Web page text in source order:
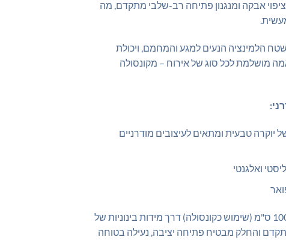
אבקה ומנגנון פתיחה רב-שלבי מתקדם, מה
משטח הלמינציה הנעים למגע והמחמם, ויכולת
התאמה מושלמת לכל סוג של אירוח – מקונסולה
יוקרה טבעית ומתאים לעיצובים מודרניים
ואלגנטי
המנגנון הפתיחה הרב-שלבי המתקדם מאפשר הגדלה מדורגת וחלקה של הקונסולה: ממידות קומפקטיות של 50×100 ס"מ (שימוש כקונסולה) דרך מידות בינוניות של
14 סועדים בנוחות מלאה). המנגנון המתקדם והחלק מבטיח פתיחה יציבה, נעילה בטוחה